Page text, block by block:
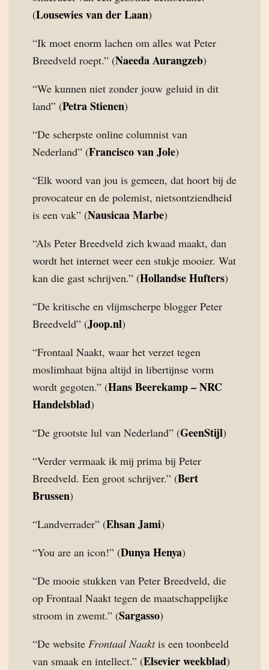
(Lousewies van der Laan)
“Ik moet enorm lachen om alles wat Peter
Breedveld roept.” (Naeeda Aurangzeb)
“We kunnen niet zonder jouw geluid in dit
land” (Petra Stienen)
“De scherpste online columnist van
Nederland” (Francisco van Jole)
“Elk woord van jou is gemeen, dat hoort bij de
provocateur en de polemist, nietsontziendheid
is een vak” (Nausicaa Marbe)
“Als Peter Breedveld zich kwaad maakt, dan
wordt het internet weer een stukje mooier. Wat
kan die gast schrijven.” (Hollandse Hufters)
“De kritische en vlijmscherpe blogger Peter
Breedveld” (Joop.nl)
“Frontaal Naakt, waar het verzet tegen
moslimhaat bijna altijd in libertijnse vorm
wordt gegoten.” (Hans Beerekamp – NRC
Handelsblad)
“De grootste lul van Nederland” (GeenStijl)
“Verder vermaak ik mij prima bij Peter
Breedveld. Een groot schrijver.” (Bert
Brussen)
“Landverrader” (Ehsan Jami)
“You are an icon!” (Dunya Henya)
“De mooie stukken van Peter Breedveld, die
op Frontaal Naakt tegen de maatschappelijke
stroom in zwemt.” (Sargasso)
“De website Frontaal Naaktis een toonbeeld
van smaak en intellect.” (Elsevier weekblad)